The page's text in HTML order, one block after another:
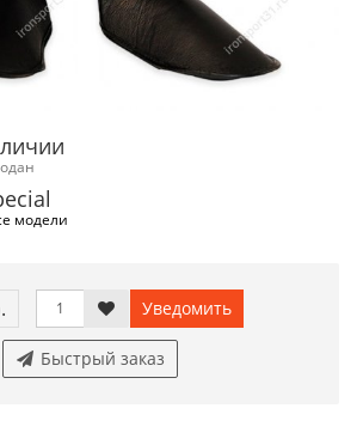
модели
Уведомить
Быстрый заказ